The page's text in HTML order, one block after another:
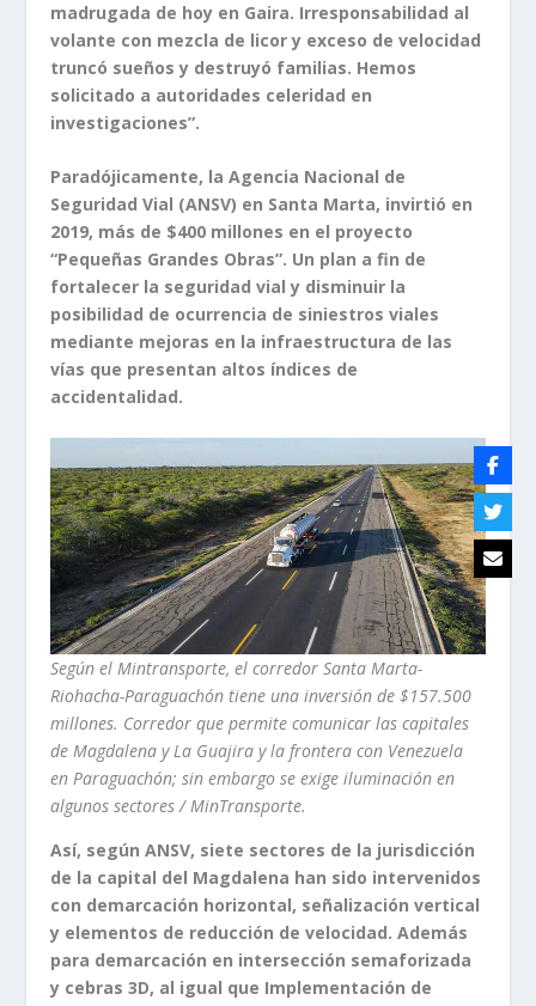
madrugada de hoy en Gaira. Irresponsabilidad al
volante con mezcla de licor y exceso de velocidad
truncó sueños y destruyó familias. Hemos
solicitado a autoridades celeridad en
investigaciones”.
Paradójicamente, la Agencia Nacional de
Seguridad Vial (ANSV) en Santa Marta, invirtió en
2019, más de $400 millones en el proyecto
“Pequeñas Grandes Obras”. Un plan a fin de
fortalecer la seguridad vial y disminuir la
posibilidad de ocurrencia de siniestros viales
mediante mejoras en la infraestructura de las
vías que presentan altos índices de
accidentalidad.
Según el Mintransporte, el corredor Santa Marta-
Riohacha-Paraguachón tiene una inversión de $157.500
millones. Corredor que permite comunicar las capitales
de Magdalena y La Guajira y la frontera con Venezuela
en Paraguachón; sin embargo se exige iluminación en
algunos sectores / MinTransporte.
Así, según ANSV, siete sectores de la jurisdicción
de la capital del Magdalena han sido intervenidos
con demarcación horizontal, señalización vertical
y elementos de reducción de velocidad. Además
para demarcación en intersección semaforizada
y cebras 3D, al igual que Implementación de